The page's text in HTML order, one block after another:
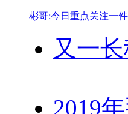
彬哥:今日重点关注一
又一
2019